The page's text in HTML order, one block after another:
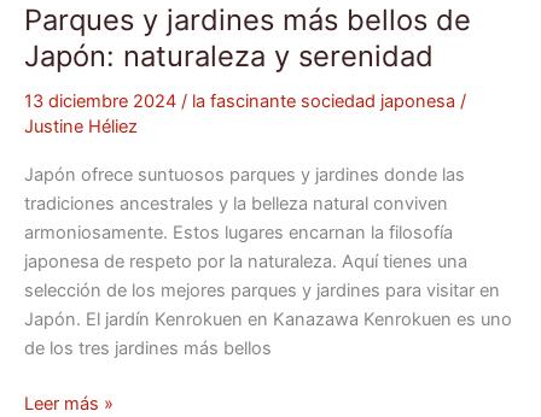
Parques y jardines más bellos de
Japón: naturaleza y serenidad
13 diciembre 2024 / la fascinante sociedad japonesa /
Justine Héliez
Japón ofrece suntuosos parques y jardines donde las
tradiciones ancestrales y la belleza natural conviven
armoniosamente. Estos lugares encarnan la filosofía
japonesa de respeto por la naturaleza. Aquí tienes una
selección de los mejores parques y jardines para visitar en
Japón. El jardín Kenrokuen en Kanazawa Kenrokuen es uno
de los tres jardines más bellos
Leer más »